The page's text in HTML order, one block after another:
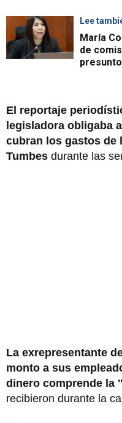
Lee
María
de
El reportaje
legisladora obligaba
cubran los gastos de
Tumbes durante las
La exrepresentante
monto a sus
dinero comprende la
recibieron durante la